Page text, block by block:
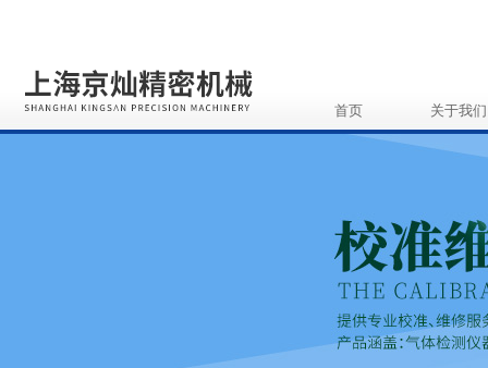
首页 关于我们